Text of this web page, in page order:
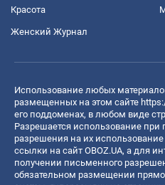
Красота
Женский Журнал
Использование любых
размещенных на этом сайте
его поддоменах, в любом виде
Разрешается использование при
разрешения на их
ссылки на сайт OBOZ.UA, а для
получении письменного
обязательном размещении